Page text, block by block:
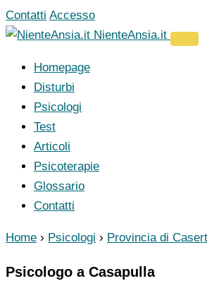
Vai
al
Contatti Accesso
NienteAnsia.it
Homepage
Disturbi
Psicologi
Test
Articoli
Psicoterapie
Glossario
Contatti
Home › Psicologi › Provincia di
Psicologo a Casapulla